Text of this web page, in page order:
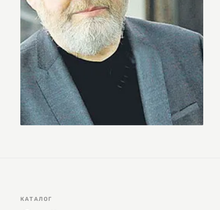
КАТАЛОГ